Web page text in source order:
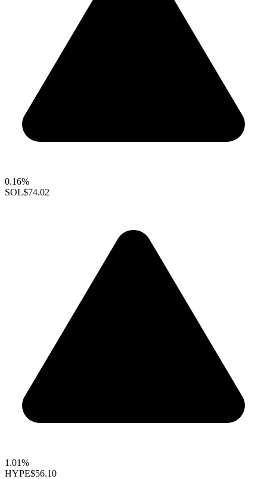
0.16%
SOL$74.02
1.01%
HYPE$56.10